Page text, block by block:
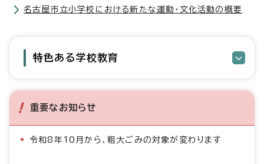
名古屋市立小学校における新たな運動・文化活動の概要
特色ある学校教育
重要なお知らせ
令和8年10月から、粗大ごみの対象が変わります